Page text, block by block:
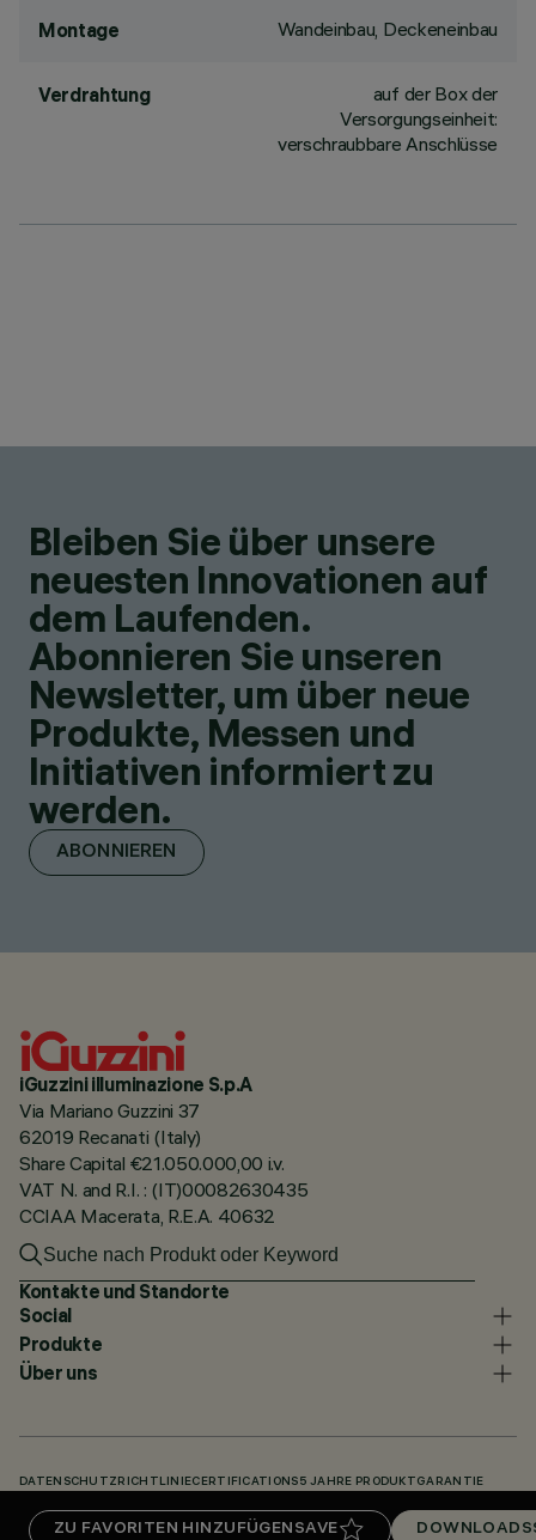
ZU FAVORITEN HINZUFÜGEN SAVE DOWNLOADS
Montage Wandeinbau, Deckeneinbau
Verdrahtung
auf der Box der
Versorgungseinheit:
verschraubbare Anschlüsse
Bleiben Sie über unsere
neuesten Innovationen auf
dem Laufenden.
Abonnieren Sie unseren
Newsletter, um über neue
Produkte, Messen und
Initiativen informiert zu
werden.
ABONNIEREN
iGuzzini illuminazione S.p.A
Via Mariano Guzzini 37
62019 Recanati (Italy)
Share Capital €21.050.000,00 i.v.
VAT N. and R.I. : (IT)00082630435
CCIAA Macerata, R.E.A. 40632
Kontakte und Standorte
Social
Produkte
Über uns
DATENSCHUTZRICHTLINIECERTIFICATIONS 5 JAHRE PRODUKTGARANTIE
UNSERE CODES KNOWLEDGE BASE (LOGIN REQUIRED) DOWNLOADS